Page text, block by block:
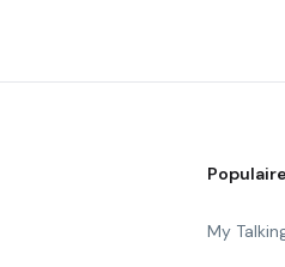
My